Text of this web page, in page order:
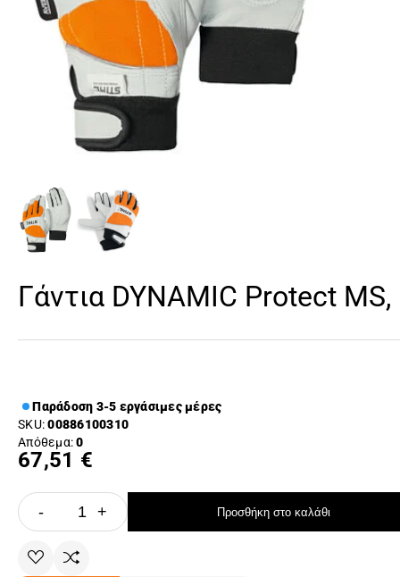
Γάντια DYNAMIC Protect MS,
Παράδοση 3-5 εργάσιμες μέρες
SKU:00886100310
Απόθεμα:0
67,51 €
- + Προσθήκη στο καλάθι